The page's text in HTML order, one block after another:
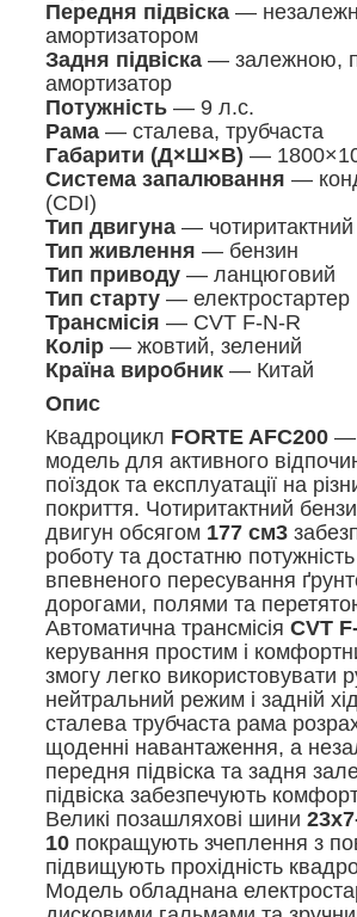
Передня підвіска —
амортизатором
Задня підвіска — залежною,
амортизатор
Потужність — 9 л.с.
Рама — сталева, трубчаста
Габарити (Д×Ш×В) —
Система запалювання —
(CDI)
Тип двигуна — чотиритактний
Тип живлення — бензин
Тип приводу — ланцюговий
Тип старту — електростартер
Трансмісія — CVT F-N-R
Колір — жовтий, зелений
Країна виробник — Китай
Опис
Квадроцикл FORTE AFC200 —
модель для активного
поїздок та експлуатації на
покриття. Чотиритактний
двигун обсягом 177 см3
роботу та достатню
впевненого пересування
дорогами, полями та
Автоматична трансмісія CVT
керування простим і
змогу легко використовувати
нейтральний режим і задній
сталева трубчаста рама
щоденні навантаження, а
передня підвіска та задня
підвіска забезпечують
Великі позашляхові шини
10 покращують зчеплення з
підвищують прохідність
Модель обладнана